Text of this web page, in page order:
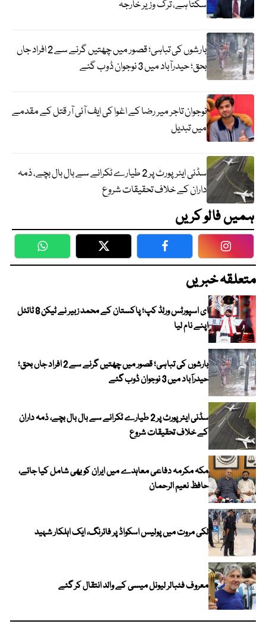
سکتا ہے، ترک وزیر خارجہ
بارشوں کی تباہی؛ قصور میں چھتیں گرنے سے 2 افراد جاں
بحق؛ حیدرآباد میں 3 نوجوان ڈوب گئے
نوجوان تاجر میر رضا کے اغوا کی ایف آئی آر قتل کے مقدمے
میں تبدیل
سڈنی ایئرپورٹ پر 2 طیارے ٹکرانے سے بال بال بچے، ذمہ
داران کے خلاف تحقیقات شروع
ہمیں فالو کریں
WhatsApp Twitter Facebook
متعلقہ خبریں
ای اسپورٹس ورلڈ کپ؛ پاکستان کے محمد زبیر نے ٹیکن 8 ٹائٹل
اپنے نام لیا
بارشوں کی تباہی؛ قصور میں چھتیں گرنے سے 2 افراد جاں بحق؛
حیدرآباد میں 3 نوجوان ڈوب گئے
سڈنی ایئرپورٹ پر 2 طیارے ٹکرانے سے بال بال بچے، ذمہ داران
کے خلاف تحقیقات شروع
مکہ مکرمہ دفاعی معاہدے میں ایران کو بھی شامل کیا جائے،
حافظ نعیم الرحمان
لکی مروت میں پولیس اسکواڈ پر فائرنگ، ایک اہلکار شہید
معروف فٹبالر لیونل میسی کے والد انتقال کر گئے